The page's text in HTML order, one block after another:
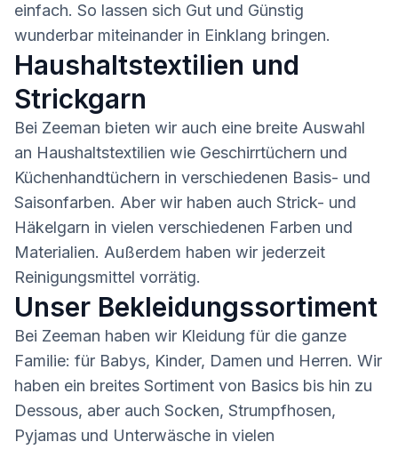
einfach. So lassen sich Gut und Günstig
wunderbar miteinander in Einklang bringen.
Haushaltstextilien und
Strickgarn
Bei Zeeman bieten wir auch eine breite Auswahl
an Haushaltstextilien wie Geschirrtüchern und
Küchenhandtüchern in verschiedenen Basis- und
Saisonfarben. Aber wir haben auch Strick- und
Häkelgarn in vielen verschiedenen Farben und
Materialien. Außerdem haben wir jederzeit
Reinigungsmittel vorrätig.
Unser Bekleidungssortiment
Bei Zeeman haben wir Kleidung für die ganze
Familie: für Babys, Kinder, Damen und Herren. Wir
haben ein breites Sortiment von Basics bis hin zu
Dessous, aber auch Socken, Strumpfhosen,
Pyjamas und Unterwäsche in vielen